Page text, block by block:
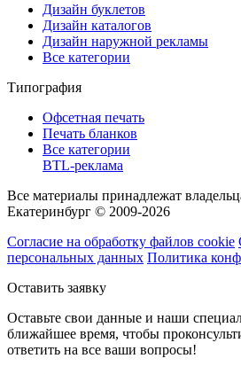
Дизайн буклетов
Дизайн каталогов
Дизайн наружной рекламы
Все категории
Типография
Офсетная печать
Печать бланков
Все категории
BTL-реклама
Все материалы принадлежат
Екатеринбург © 2009-2026
Согласие на обработку файлов cookie
персональных данных Политика
Оставить заявку
Оставьте свои данные и наши
ближайшее время, чтобы
ответить на все ваши вопросы!